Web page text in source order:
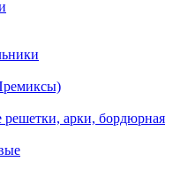
арки, бордюрная